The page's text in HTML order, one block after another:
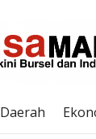
Daerah